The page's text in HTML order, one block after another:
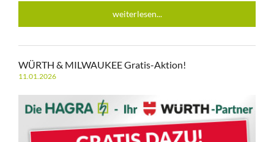
weiterlesen...
WÜRTH & MILWAUKEE Gratis-Aktion!
11.01.2026